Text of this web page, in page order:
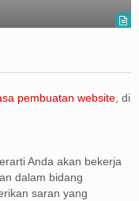
pembuatan website , di
Anda akan bekerja
dalam bidang
saran yang